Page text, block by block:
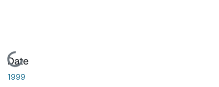
En cours de chargement...
Date
1999